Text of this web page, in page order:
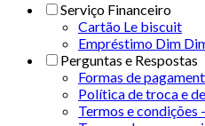
Serviço Financeiro
Cartão Le biscuit
Empréstimo Dim
Perguntas e Respostas
Formas de
Política de troca e
Termos e condições